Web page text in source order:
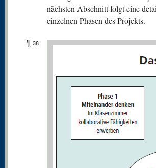
nächsten Abschnitt folgt eine
einzelnen Phasen des Projekts.
¶ 38